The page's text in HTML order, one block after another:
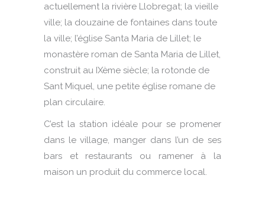
actuellement la rivière Llobregat; la vieille
ville; la douzaine de fontaines dans toute
la ville; l’église Santa Maria de Lillet; le
monastère roman de Santa Maria de Lillet,
construit au IXème siècle; la rotonde de
Sant Miquel, une petite église romane de
plan circulaire.
C’est la station idéale pour se promener
dans le village, manger dans l’un de ses
bars et restaurants ou ramener à la
maison un produit du commerce local.